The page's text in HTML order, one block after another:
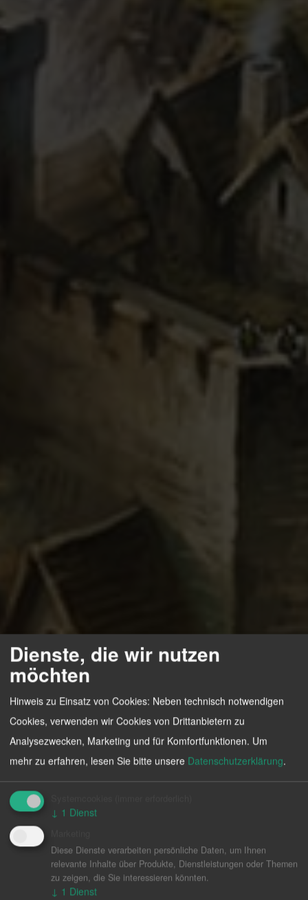
Echte Helden
halten
zusammen
Dienste, die wir nutzen
möchten
Hinweis zu Einsatz von Cookies: Neben technisch notwendigen
Cookies, verwenden wir Cookies von Drittanbietern zu
Analysezwecken, Marketing und für Komfortfunktionen. Um
mehr zu erfahren, lesen Sie bitte unsere Datenschutzerklärung.
↓ 1 Dienst
Diese Dienste verarbeiten persönliche Daten, um Ihnen
relevante Inhalte über Produkte, Dienstleistungen oder Themen
zu zeigen, die Sie interessieren könnten.
↓ 1 Dienst